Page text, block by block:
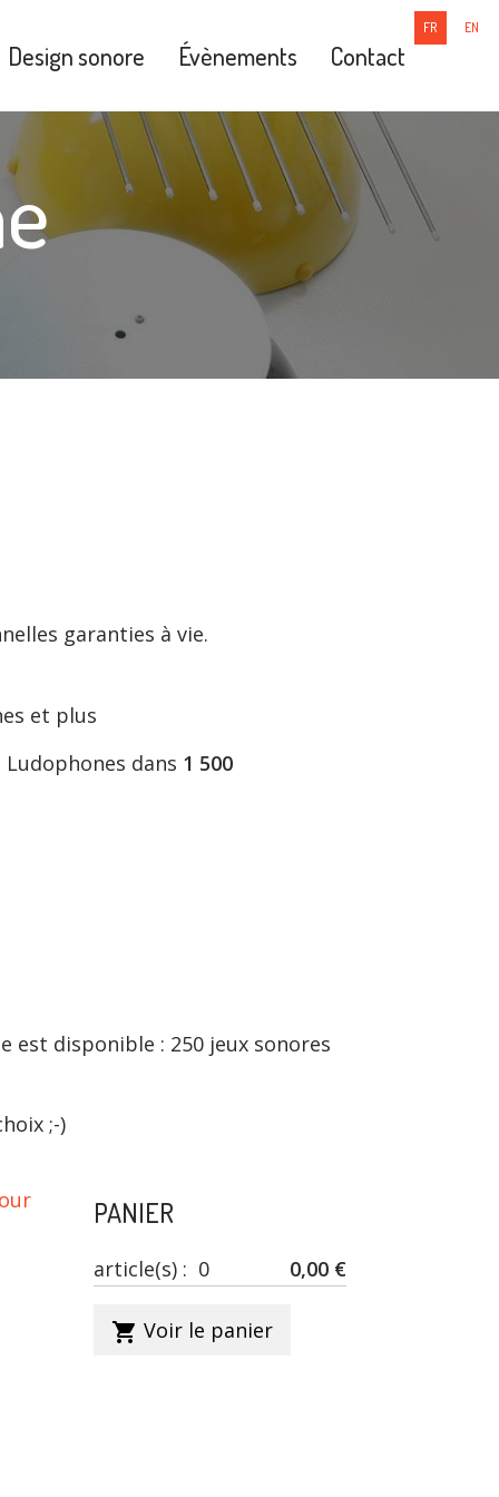
FR EN
Design sonore Évènements Contact
garanties à vie.
et plus
dans 1 500
disponible : 250 jeux sonores
;-)
PANIER
article(s) : 0 0,00 €
shopping_cart Voir le panier